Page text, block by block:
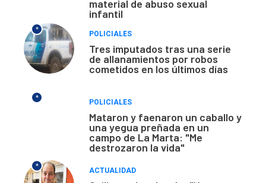
material de abuso sexual
infantil
*
POLICIALES
Tres imputados tras una serie
de allanamientos por robos
cometidos en los últimos días
*
POLICIALES
Mataron y faenaron un caballo y
una yegua preñada en un
campo de La Marta: "Me
destrozaron la vida"
*
ACTUALIDAD